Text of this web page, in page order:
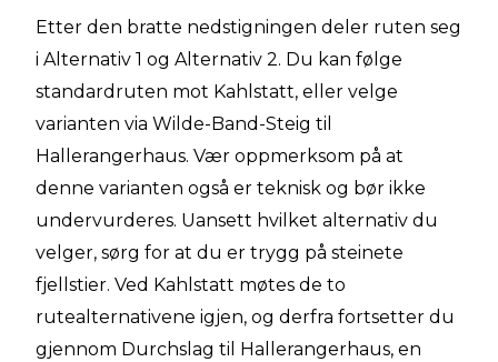
Etter den bratte nedstigningen deler ruten seg
i Alternativ 1 og Alternativ 2. Du kan følge
standardruten mot Kahlstatt, eller velge
varianten via Wilde-Band-Steig til
Hallerangerhaus. Vær oppmerksom på at
denne varianten også er teknisk og bør ikke
undervurderes. Uansett hvilket alternativ du
velger, sørg for at du er trygg på steinete
fjellstier. Ved Kahlstatt møtes de to
rutealternativene igjen, og derfra fortsetter du
gjennom Durchslag til Hallerangerhaus, en